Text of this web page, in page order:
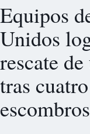
Equipos
Unidos
rescate
tras